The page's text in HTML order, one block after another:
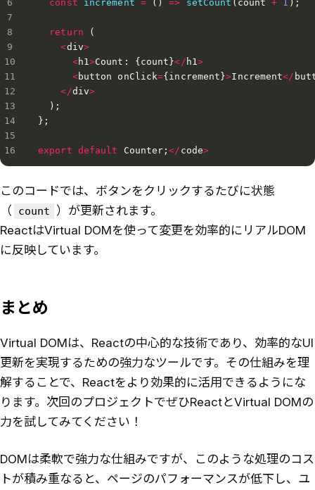
const increment = ( ) => setCount ( count + 1 ) ;
return
(
<div>
<h1>Count : { count }</ h1>
<button onClick={ increment }>Increment</
</div>
) ;
} ;
export default Counter ;</ code>
このコードでは、ボタンをクリックするたびに状態
（
count
）が更新されます。
ReactはVirtual DOMを使って変更を効率的にリアルDOM
に反映しています。
まとめ
Virtual DOMは、Reactの中心的な技術であり、効率的なUI
更新を実現するための強力なツールです。その仕組みを理
解することで、Reactをより効果的に活用できるようにな
ります。次回のプロジェクトでぜひReactとVirtual DOMの
力を試してみてください！
DOMは柔軟で強力な仕組みですが、このような処理のコス
トが積み重なると、ページのパフォーマンスが低下し、ユ